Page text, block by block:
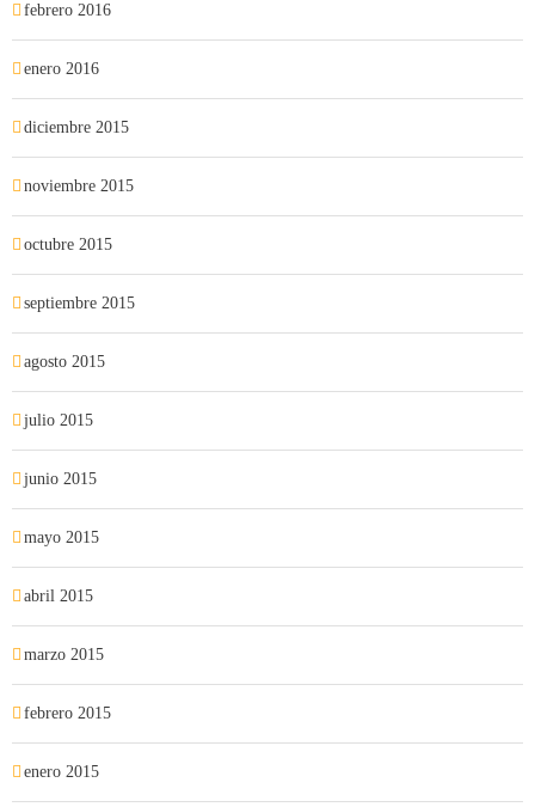
febrero 2016
enero 2016
diciembre 2015
noviembre 2015
octubre 2015
septiembre 2015
agosto 2015
julio 2015
junio 2015
mayo 2015
abril 2015
marzo 2015
febrero 2015
enero 2015